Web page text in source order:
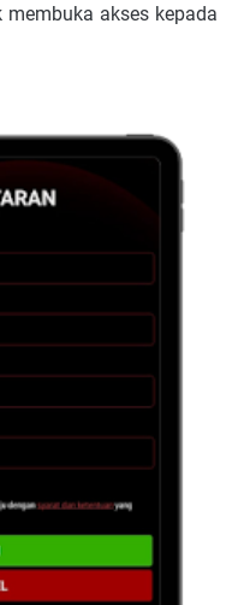
akses kepada